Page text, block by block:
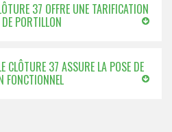
37 OFFRE UNE TARIFICATION
PORTILLON
CLÔTURE 37 ASSURE LA POSE DE
FONCTIONNEL